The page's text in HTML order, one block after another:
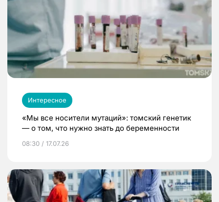
Интересное
«Мы все носители мутаций»: томский генетик
— о том, что нужно знать до беременности
08:30 / 17.07.26